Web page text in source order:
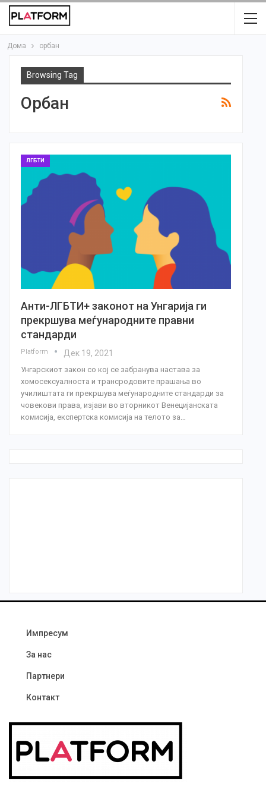
Дома орбан
Browsing Tag
Орбан
ЛГБТИ
Анти-ЛГБТИ+ законот на Унгарија ги
прекршува меѓународните правни
стандарди
Platform Дек 19, 2021
Унгарскиот закон со кој се забранува настава за
хомосексуалноста и трансродовите прашања во
училиштата ги прекршува меѓународните стандарди за
човекови права, изјави во вторникот Венецијанската
комисија, експертска комисија на телото за…
Импресум
За нас
Партнери
Контакт